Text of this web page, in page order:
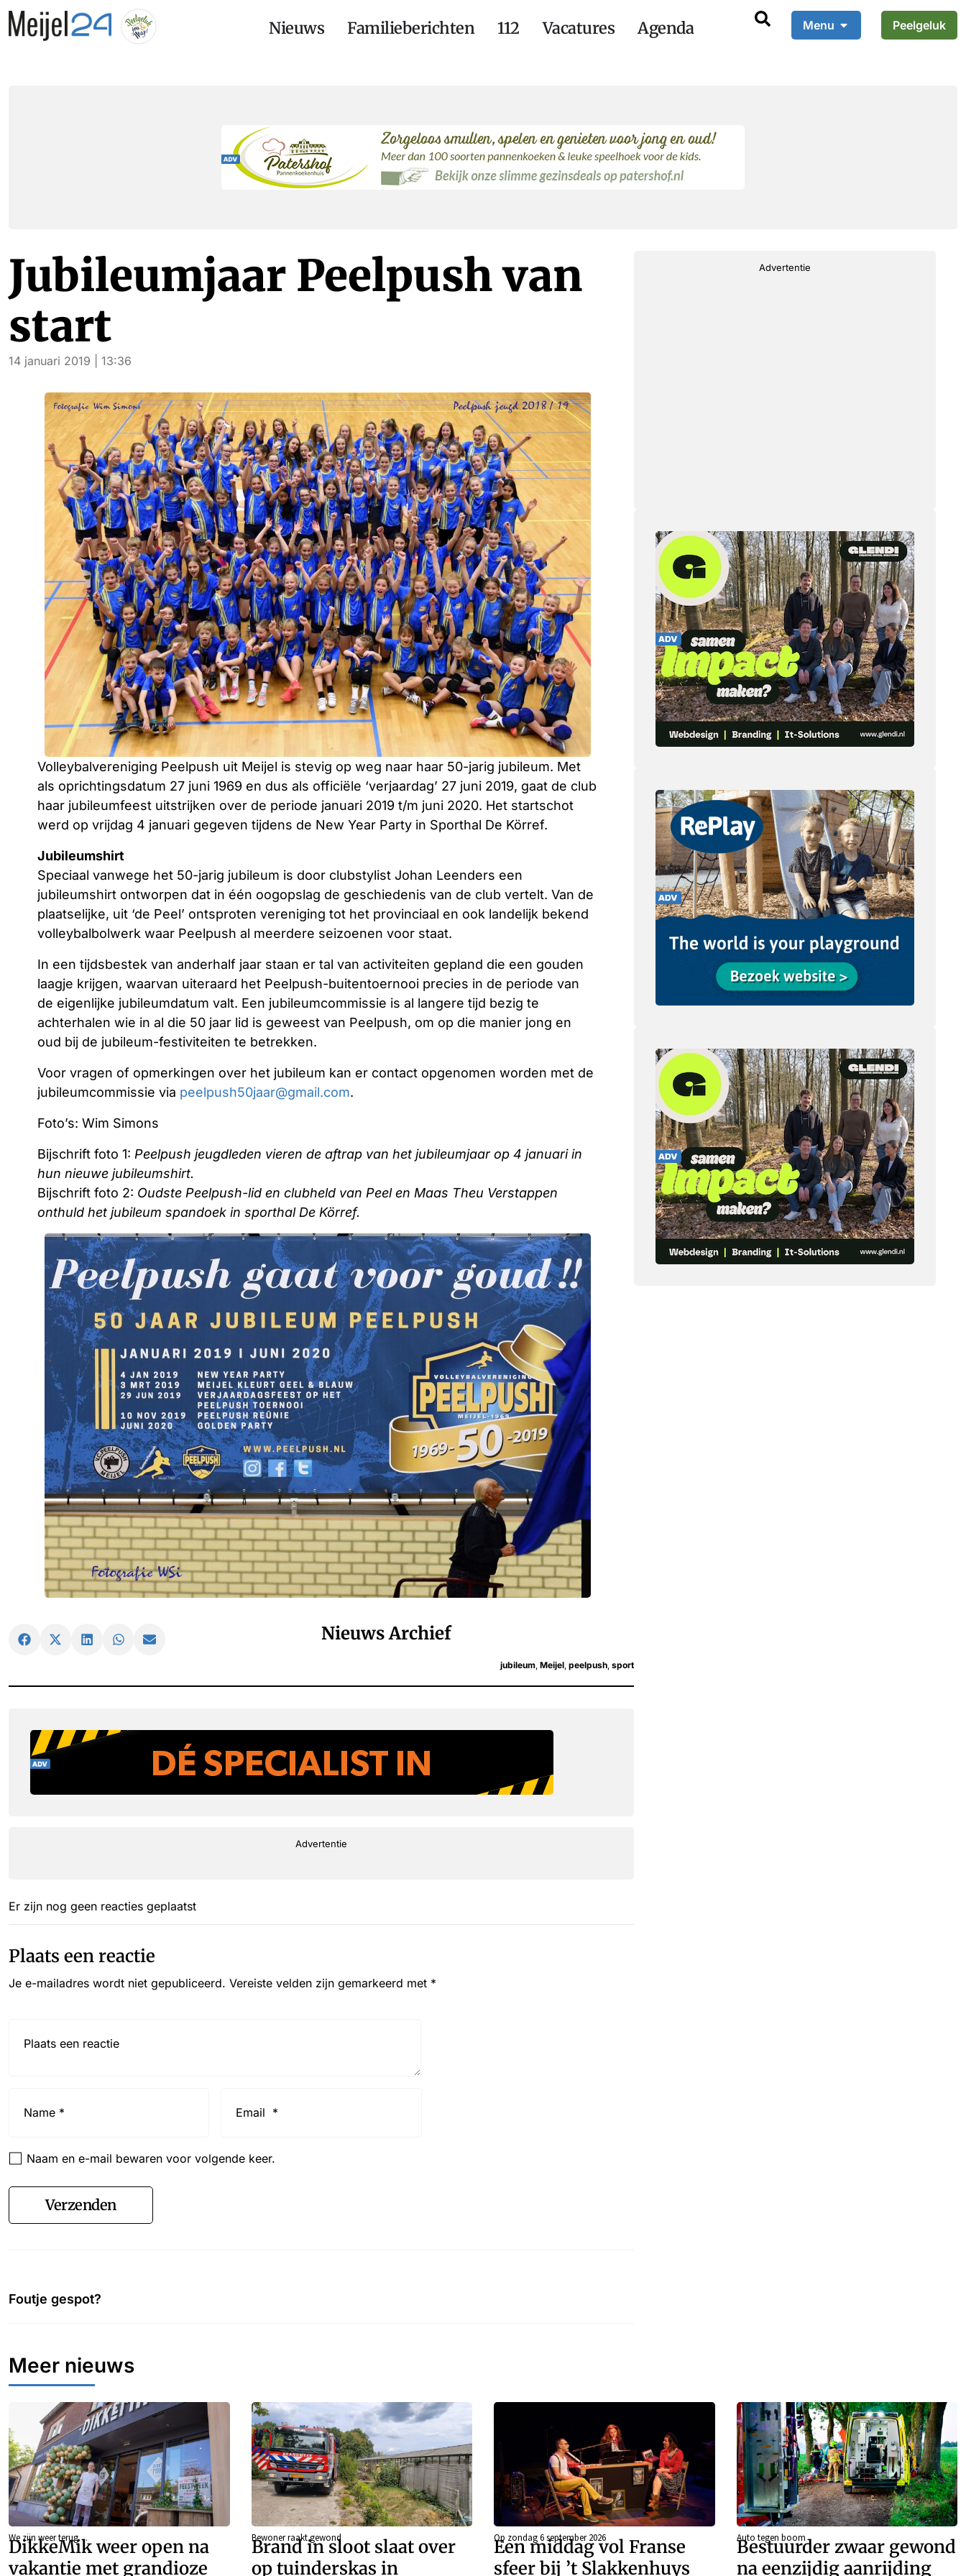
Nieuws Familieberichten 112 Vacatures Agenda Menu Peelgeluk
Jubileumjaar Peelpush van
start
14 januari 2019 | 13:36
Volleybalvereniging Peelpush uit Meijel is stevig op weg naar haar 50-jarig jubileum. Met
als oprichtingsdatum 27 juni 1969 en dus als officiële ‘verjaardag’ 27 juni 2019, gaat de club
haar jubileumfeest uitstrijken over de periode januari 2019 t/m juni 2020. Het startschot
werd op vrijdag 4 januari gegeven tijdens de New Year Party in Sporthal De Körref.
Jubileumshirt
Speciaal vanwege het 50-jarig jubileum is door clubstylist Johan Leenders een
jubileumshirt ontworpen dat in één oogopslag de geschiedenis van de club vertelt. Van de
plaatselijke, uit ‘de Peel’ ontsproten vereniging tot het provinciaal en ook landelijk bekend
volleybalbolwerk waar Peelpush al meerdere seizoenen voor staat. ​
In een tijdsbestek van anderhalf jaar staan er tal van activiteiten gepland die een gouden
laagje krijgen, waarvan uiteraard het Peelpush-buitentoernooi precies in de periode van
de eigenlijke jubileumdatum valt. Een jubileumcommissie is al langere tijd bezig te
achterhalen wie in al die 50 jaar lid is geweest van Peelpush, om op die manier jong en
oud bij de jubileum-festiviteiten te betrekken. ​
Voor vragen of opmerkingen over het jubileum kan er contact opgenomen worden met de
jubileumcommissie via peelpush50jaar@gmail.com. ​
Foto’s: Wim Simons
Bijschrift foto 1: Peelpush jeugdleden vieren de aftrap van het jubileumjaar op 4 januari in
hun nieuwe jubileumshirt.
Bijschrift foto 2: Oudste Peelpush-lid en clubheld van Peel en Maas Theu Verstappen
onthuld het jubileum spandoek in sporthal De Körref.
Nieuws Archief
jubileum Meijel peelpush sport
Advertentie
Er zijn nog geen reacties geplaatst
Plaats een reactie
Je e-mailadres wordt niet gepubliceerd. Vereiste velden zijn gemarkeerd met *
Naam en e-mail bewaren voor volgende keer.
Verzenden
Advertentie
Foutje gespot?
Meer nieuws
We zijn weer terug…
DikkeMik weer open na
vakantie met grandioze
Bewoner raakt gewond
Brand in sloot slaat over
op tuinderskas in
Op zondag 6 september 2026
Een middag vol Franse
sfeer bij ’t Slakkenhuys
Auto tegen boom
Bestuurder zwaar gewond
na eenzijdig aanrijding